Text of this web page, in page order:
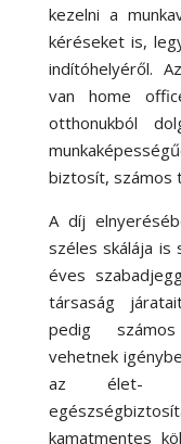
kezelni a
kéréseket is,
indítóhelyéről.
van home
otthonukból
biztosít, számos
A díj
széles skálája is
éves
társaság
pedig számos
vehetnek
az élet-
kamatmentes